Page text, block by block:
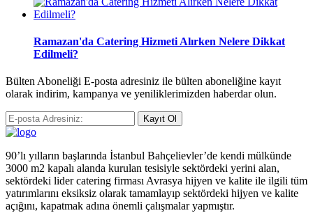
Ramazan'da Catering Hizmeti Alırken Nelere Dikkat
Edilmeli?
Bülten Aboneliği E-posta adresiniz ile bülten aboneliğine kayıt
olarak indirim, kampanya ve yeniliklerimizden haberdar olun.
Kayıt Ol
90’lı yılların başlarında İstanbul Bahçelievler’de kendi mülkünde
3000 m2 kapalı alanda kurulan tesisiyle sektördeki yerini alan,
sektördeki lider catering firması Avrasya hijyen ve kalite ile ilgili tüm
yatırımlarını eksiksiz olarak tamamlayıp sektördeki hijyen ve kalite
açığını, kapatmak adına önemli çalışmalar yapmıştır.